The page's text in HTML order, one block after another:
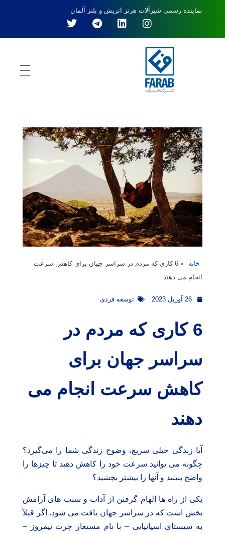
نماینده رسمی شیرآلات هرتز اتریش و بلتز آلمان
خانه »
6 کاری که مردم در سراسر جهان برای کاهش سرعت
انجام می دهند
26 آوریل 2023 توسعه فردی
6 کاری که مردم در
سراسر جهان برای
کاهش سرعت انجام می
دهند
آیا زندگی خیلی سریع، وضوح زندگی شما را می‌گیرد؟
چگونه می توانید سرعت خود را کاهش دهید تا چیزها را
واضح ببینید و آنها را بیشتر بچشید؟
یکی از راه ها الهام گرفتن از آداب و سنت های آرامش
بخش است که در سراسر جهان یافت می شود. اگر قبلاً
به سیستای اسپانیایی – با نام مستعار چرت نیمروز –